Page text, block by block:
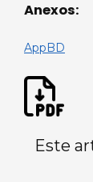
Anexos:
AppBD
Este